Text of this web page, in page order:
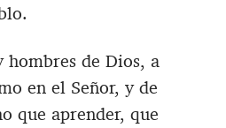
de Dios, a
en el Señor, y de
que aprender, que